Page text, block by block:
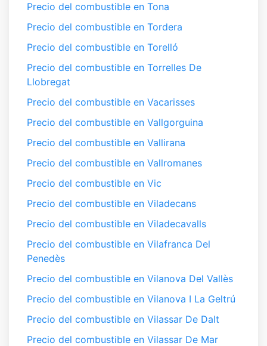
Precio del combustible en Tona
Precio del combustible en Tordera
Precio del combustible en Torelló
Precio del combustible en Torrelles De
Llobregat
Precio del combustible en Vacarisses
Precio del combustible en Vallgorguina
Precio del combustible en Vallirana
Precio del combustible en Vallromanes
Precio del combustible en Vic
Precio del combustible en Viladecans
Precio del combustible en Viladecavalls
Precio del combustible en Vilafranca Del
Penedès
Precio del combustible en Vilanova Del Vallès
Precio del combustible en Vilanova I La Geltrú
Precio del combustible en Vilassar De Dalt
Precio del combustible en Vilassar De Mar